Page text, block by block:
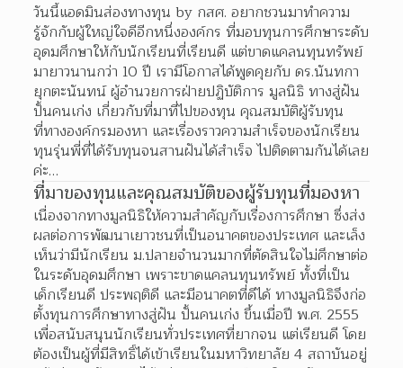
วันนี้แอดมินส่องทางทุน by กสศ. อยากชวนมาทำความ
รู้จักกับผู้ใหญ่ใจดีอีกหนึ่งองค์กร ที่มอบทุนการศึกษาระดับ
อุดมศึกษาให้กับนักเรียนที่เรียนดี แต่ขาดแคลนทุนทรัพย์
มายาวนานกว่า 10 ปี เรามีโอกาสได้พูดคุยกับ ดร.นันทกา
ยุกตะนันทน์ ผู้อำนวยการฝ่ายปฏิบัติการ มูลนิธิ ทางสู่ฝัน
ปั้นคนเก่ง เกี่ยวกับที่มาที่ไปของทุน คุณสมบัติผู้รับทุน
ที่ทางองค์กรมองหา และเรื่องราวความสำเร็จของนักเรียน
ทุนรุ่นพี่ที่ได้รับทุนจนสานฝันได้สำเร็จ ไปติดตามกันได้เลย
ค่ะ…
ที่มาของทุนและคุณสมบัติของผู้รับทุนที่มองหา
เนื่องจากทางมูลนิธิให้ความสำคัญกับเรื่องการศึกษา ซึ่งส่ง
ผลต่อการพัฒนาเยาวชนที่เป็นอนาคตของประเทศ และเล็ง
เห็นว่ามีนักเรียน ม.ปลายจำนวนมากที่ตัดสินใจไม่ศึกษาต่อ
ในระดับอุดมศึกษา เพราะขาดแคลนทุนทรัพย์ ทั้งที่เป็น
เด็กเรียนดี ประพฤติดี และมีอนาคตที่ดีได้ ทางมูลนิธิจึงก่อ
ตั้งทุนการศึกษาทางสู่ฝัน ปั้นคนเก่ง ขึ้นเมื่อปี พ.ศ. 2555
เพื่อสนับสนุนนักเรียนทั่วประเทศที่ยากจน แต่เรียนดี โดย
ต้องเป็นผู้ที่มีสิทธิ์ได้เข้าเรียนในมหาวิทยาลัย 4 สถาบันอยู่